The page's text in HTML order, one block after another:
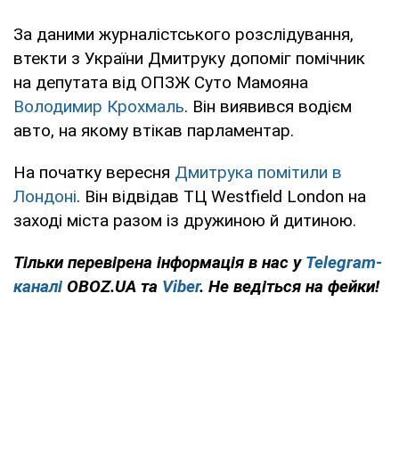
За даними журналістського розслідування,
втекти з України Дмитруку допоміг помічник
на депутата від ОПЗЖ Суто Мамояна
Володимир Крохмаль. Він виявився водієм
авто, на якому втікав парламентар.
На початку вересня Дмитрука помітили в
Лондоні. Він відвідав ТЦ Westfield London на
заході міста разом із дружиною й дитиною.
Тільки перевірена інформація в нас у Telegram-
каналі OBOZ.UA та Viber. Не ведіться на фейки!